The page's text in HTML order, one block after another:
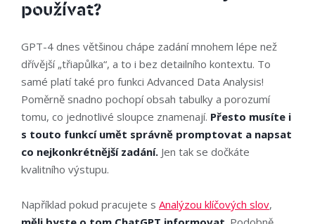
používat?
GPT-4 dnes většinou chápe zadání mnohem lépe než
dřívější „třiapůlka“, a to i bez detailního kontextu. To
samé platí také pro funkci Advanced Data Analysis!
Poměrně snadno pochopí obsah tabulky a porozumí
tomu, co jednotlivé sloupce znamenají. Přesto musíte i
s touto funkcí umět správně promptovat a napsat
co nejkonkrétnější zadání. Jen tak se dočkáte
kvalitního výstupu.
Například pokud pracujete s Analýzou klíčových slov,